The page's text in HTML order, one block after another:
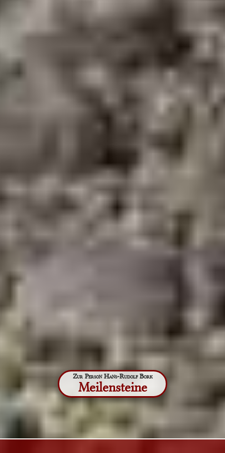
Zur Person Hans-Rudolf Bork
Meilensteine